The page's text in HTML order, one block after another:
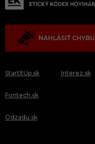
NAHLÁSIŤ CHYBU
StartItUp.sk
Fontech.sk
Odzadu.sk
Interez.sk